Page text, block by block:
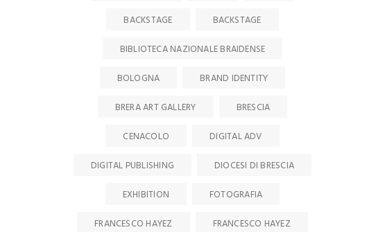
BACKSTAGE
BACKSTAGE
BIBLIOTECA NAZIONALE BRAIDENSE
BOLOGNA
BRAND IDENTITY
BRERA ART GALLERY
BRESCIA
CENACOLO
DIGITAL ADV
DIGITAL PUBLISHING
DIOCESI DI BRESCIA
EXHIBITION
FOTOGRAFIA
FRANCESCO HAYEZ
FRANCESCO HAYEZ